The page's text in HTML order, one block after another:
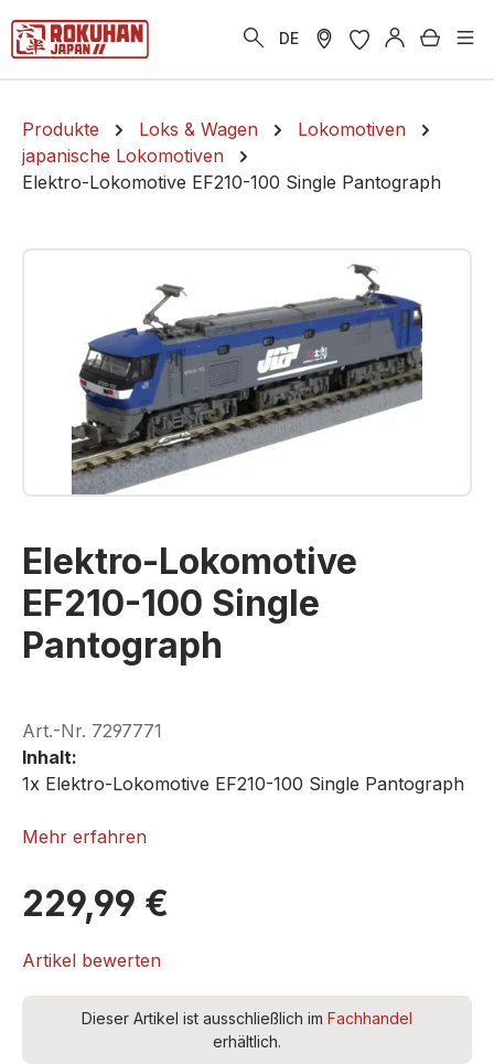
springen DE
Produkte Loks & Wagen
Lokomotiven
japanische Lokomotiven
Elektro-Lokomotive EF210-100 Single Pantograph
Bildergalerie überspringen
Elektro-Lokomotive
EF210-100 Single
Pantograph
Art.-Nr. 7297771
Inhalt:
1x Elektro-Lokomotive EF210-100 Single Pantograph
ROKUHAN T018-3
Mehr erfahren
229,99 €
Artikel bewerten
Dieser Artikel ist ausschließlich im Fachhandel
erhältlich.